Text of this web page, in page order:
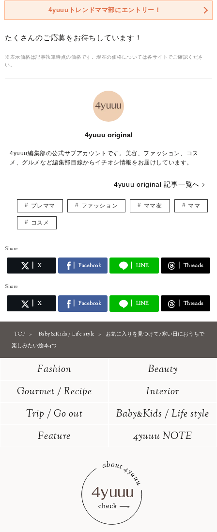
4yuuuトレンドママ部にエントリー！
たくさんのご応募をお待ちしています！
※表示価格は記事執筆時点の価格です。現在の価格については各サイトでご確認くださ
い。
4yuuu original
4yuuu編集部の公式サブアカウントです。美容、ファッション、コス
メ、グルメなど編集部目線からイチオシ情報をお届けしています。
4yuuu original 記事一覧へ
プレママ ファッション ママ友 ママ
コスメ
Share
X Facebook LINE Threads
Share
X Facebook LINE Threads
TOP Baby&Kids / Life style
お気に入りを見つけて♪寒い日におうちで
楽しみたい絵本4つ
Fashion
Beauty
Gourmet / Recipe
Interior
Trip / Go out
Baby&Kids / Life style
Feature
4yuuu NOTE